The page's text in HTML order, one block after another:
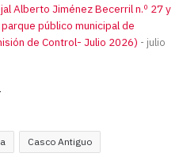
Alberto Jiménez Becerril n.º 27 y
público municipal de
de Control- Julio 2026)
julio
Casco Antiguo